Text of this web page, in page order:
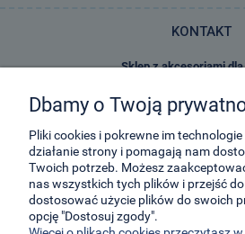
KONTAKT
Sklep z akcesoriami
29-Listopada 8
32-050 Skawina
kontakt@e-
+48 666-414-
+48 666-414-383
Dbamy o Twoją
Pliki cookies i pokrewne im
działanie strony i pomagają nam
Twoich potrzeb. Możesz
nas wszystkich tych plików i przejść
dostosować użycie plików do swoich
opcję "Dostosuj zgody".